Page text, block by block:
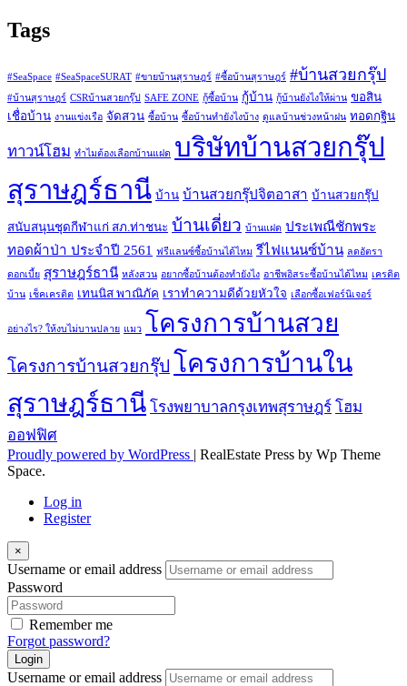
Tags
#SeaSpace #SeaSpaceSURAT #ขายบ้านสุราษฎร์ #ซื้อบ้านสุราษฎร์ #บ้านสวยกรุ๊ป
#บ้านสุราษฎร์ CSRบ้านสวยกรุ๊ป SAFE ZONE กู้ซื้อบ้าน กู้บ้าน กู้บ้านยังไงให้ผ่าน ขอสิน
เชื่อบ้าน งานแข่งเรือ จัดสวน ซื้อบ้าน ซื้อบ้านทำยังไงบ้าง ดูแลบ้านช่วงหน้าฝน ทอดกฐิน
ทาวน์โฮม ทำไมต้องเลือกบ้านแฝด บริษัทบ้านสวยกรุ๊ป
สุราษฎร์ธานี บ้าน บ้านสวยกรุ๊ปจิตอาสา บ้านสวยกรุ๊ป
สนับสนุนชุดกีฬาแก่ สภ.ท่าชนะ บ้านเดี่ยว บ้านแฝด ประเพณีชักพระ
ทอดผ้าป่า ประจำปี 2561
ฟรีแลนซ์ซื้อบ้านได้ไหม รีไฟแนนซ์บ้าน ลดอัตรา
ดอกเบี้ย สุราษฎร์ธานี หลังสวน อยากซื้อบ้านต้องทำยังไง อาชีพอิสระซื้อบ้านได้ไหม เครดิต
บ้าน เช็คเครดิต เทนนิส พาณิภัค เราทำความดีด้วยหัวใจ เลือกซื้อเฟอร์นิเจอร์
อย่างไร? ให้งบไม่บานปลาย แมว โครงการบ้านสวย
โครงการบ้านสวยกรุ๊ป โครงการบ้านใน
สุราษฎร์ธานี โรงพยาบาลกรุงเทพสุราษฎร์ โฮม
ออฟฟิศ
Proudly powered by WordPress | RealEstate Press by Wp Theme
Space.
Log in
Register
×
Username or email address
Password
Remember me
Forgot password?
Login
Username or email address